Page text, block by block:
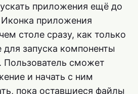
приложения ещё до
Иконка приложения
столе сразу, как только
запуска компоненты
Пользователь сможет
и начать с ним
пока оставшиеся файлы